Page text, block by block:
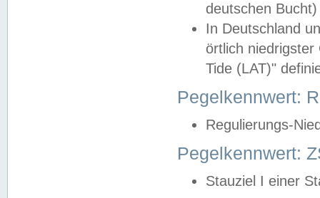
deutschen
In Deutschland
örtlich
Tide (LAT)"
Pegelkennwert:
Regulierungs-
Pegelkennwert:
Stauziel I einer